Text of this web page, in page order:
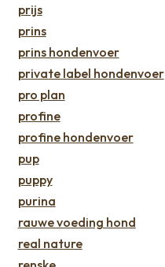
prijs
prins
prins hondenvoer
private label hondenvoer
pro plan
profine
profine hondenvoer
pup
puppy
purina
rauwe voeding hond
real nature